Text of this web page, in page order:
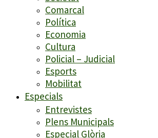
Comarcal
Política
Economia
Cultura
Policial – Judicial
Esports
Mobilitat
Especials
Entrevistes
Plens Municipals
Especial Glòria